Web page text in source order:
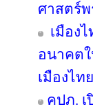
ศาสตร์พ
เมือง
อนาคตใ
เมืองไท
คปภ. เ